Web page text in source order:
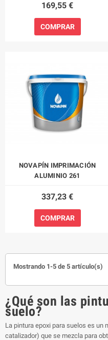
169,55 €
COMPRAR
NOVAPÍN IMPRIMACIÓN
ALUMINIO 261
337,23 €
COMPRAR
Mostrando 1-5 de 5 artículo(s)
¿Qué son las
suelo?
La pintura epoxi para suelos es un
catalizador) que se mezcla para